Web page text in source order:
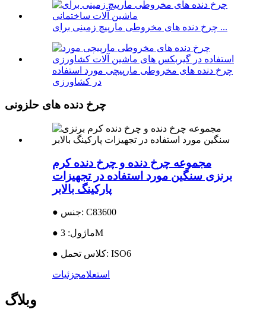
چرخ دنده های مخروطی مارپیچ زمینی برای ...
چرخ دنده های مخروطی مارپیچی مورد استفاده
در کشاورزی
چرخ دنده های حلزونی
مجموعه چرخ دنده و چرخ دنده کرم
برنزی سنگین مورد استفاده در تجهیزات
پارکینگ بالابر
● جنس: C83600
● ماژول: 3M
● کلاس تحمل: ISO6
استعلامجزئیات
وبلاگ